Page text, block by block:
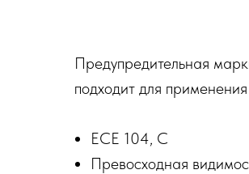
Предупредительная
подходит для
ECE 104, C
Превосходная